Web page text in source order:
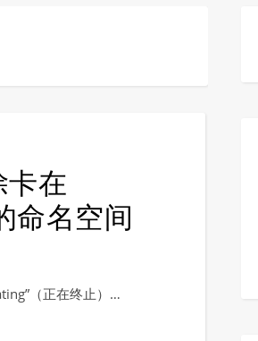
卡在
命名空间
（正在终止）…